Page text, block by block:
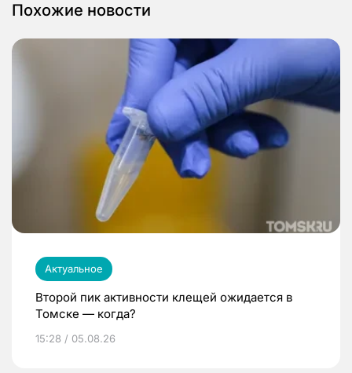
Похожие новости
Актуальное
Второй пик активности клещей ожидается в
Томске — когда?
15:28 / 05.08.26